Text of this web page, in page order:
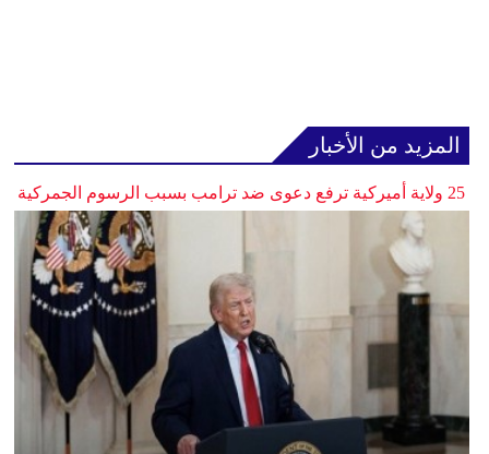
المزيد من الأخبار
25 ولاية أميركية ترفع دعوى ضد ترامب بسبب الرسوم الجمركية